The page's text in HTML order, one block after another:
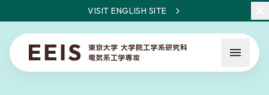
VISIT ENGLISH SITE